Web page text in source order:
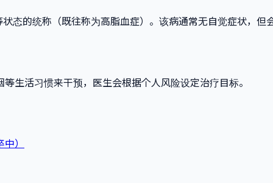
态的统称（既往称为高脂血症）。该病通常无自觉症状，
生活习惯来干预，医生会根据个人风险设定治疗目标。
）